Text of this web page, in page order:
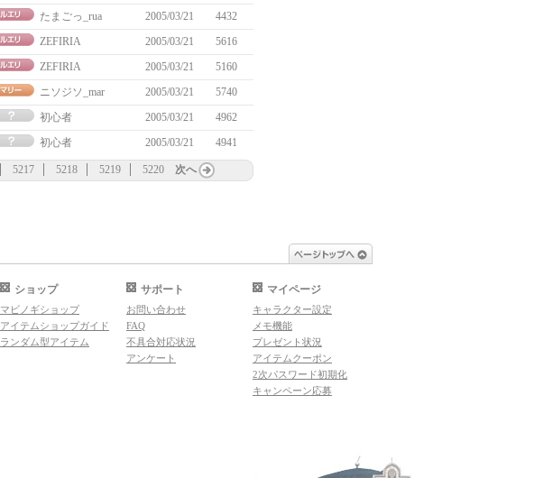
たまごっ_rua 2005/03/21
4432
ZEFIRIA 2005/03/21
5616
ZEFIRIA 2005/03/21
5160
ニソジソ_mar 2005/03/21
5740
初心者 2005/03/21
4962
初心者 2005/03/21 4941
5217 5218 5219 5220 次へ
ショップ
マビノギショップ
アイテムショップガイド
ランダム型アイテム
サポート
お問い合わせ
FAQ
不具合対応状況
アンケート
マイページ
キャラクター設定
メモ機能
プレゼント状況
アイテムクーポン
2次パスワード初期化
キャンペーン応募